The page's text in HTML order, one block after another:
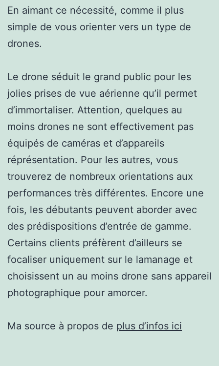
En aimant ce nécessité, comme il plus
simple de vous orienter vers un type de
drones.
Le drone séduit le grand public pour les
jolies prises de vue aérienne qu’il permet
d’immortaliser. Attention, quelques au
moins drones ne sont effectivement pas
équipés de caméras et d’appareils
réprésentation. Pour les autres, vous
trouverez de nombreux orientations aux
performances très différentes. Encore une
fois, les débutants peuvent aborder avec
des prédispositions d’entrée de gamme.
Certains clients préfèrent d’ailleurs se
focaliser uniquement sur le lamanage et
choisissent un au moins drone sans appareil
photographique pour amorcer.
Ma source à propos de plus d’infos ici